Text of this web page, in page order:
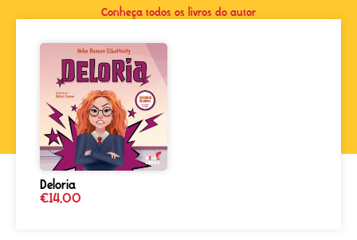
Conheça todos os livros do autor
Deloria
€14,00